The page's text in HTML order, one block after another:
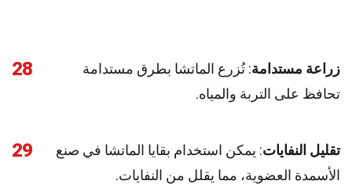
28 زراعة مستدامة: تُزرع الماتشا بطرق مستدامة
تحافظ على التربة والمياه.
29 تقليل النفايات: يمكن استخدام بقايا الماتشا في صنع
الأسمدة العضوية، مما يقلل من النفايات.